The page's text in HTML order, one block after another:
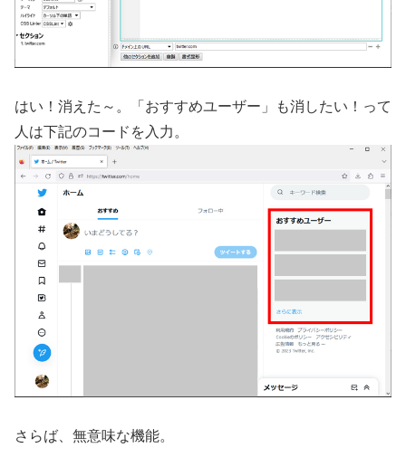
はい！消えた～。「おすすめユーザー」も消したい！って
人は下記のコードを入力。
さらば、無意味な機能。